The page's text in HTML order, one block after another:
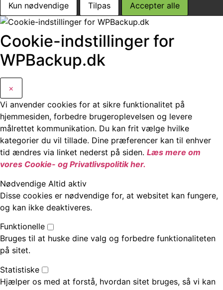
Kun nødvendige
Tilpas Accepter alle
Cookie-indstillinger for
WPBackup.dk
×
Vi anvender cookies for at sikre funktionalitet på
hjemmesiden, forbedre brugeroplevelsen og levere
målrettet kommunikation. Du kan frit vælge hvilke
kategorier du vil tillade. Dine præferencer kan til enhver
tid ændres via linket nederst på siden. Læs mere om
vores Cookie- og Privatlivspolitik her.
Nødvendige Altid aktiv
Disse cookies er nødvendige for, at websitet kan fungere,
og kan ikke deaktiveres.
Funktionelle
Bruges til at huske dine valg og forbedre funktionaliteten
på sitet.
Statistiske
Hjælper os med at forstå, hvordan sitet bruges, så vi kan